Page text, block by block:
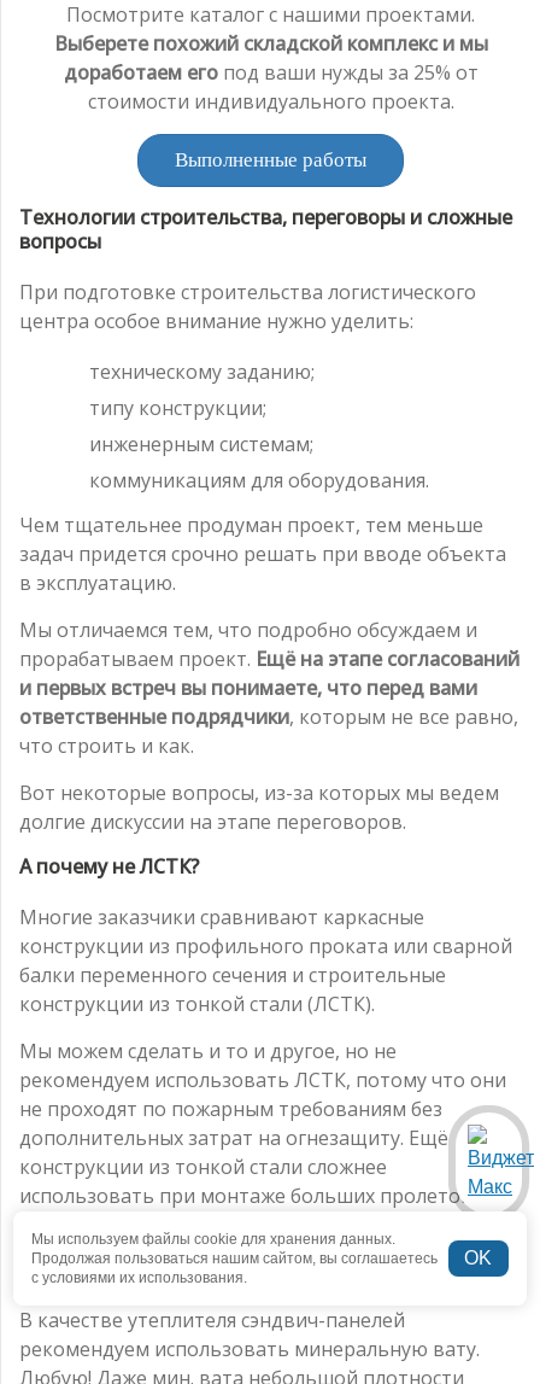
Посмотрите каталог с нашими проектами.
Выберете похожий складской комплекс и мы
доработаем егопод ваши нужды за 25% от
стоимости индивидуального проекта.
Выполненные работы
Технологии строительства, переговоры и сложные
вопросы
При подготовке строительства логистического
центра особое внимание нужно уделить:
техническому заданию;
типу конструкции;
инженерным системам;
коммуникациям для оборудования.
Чем тщательнее продуман проект, тем меньше
задач придется срочно решать при вводе объекта
в эксплуатацию.
Мы отличаемся тем, что подробно обсуждаем и
прорабатываем проект. Ещё на этапе согласований
и первых встреч вы понимаете, что перед вами
ответственные подрядчики, которым не все равно,
что строить и как.
Вот некоторые вопросы, из-за которых мы ведем
долгие дискуссии на этапе переговоров.
А почему не ЛСТК?
Многие заказчики сравнивают каркасные
конструкции из профильного проката или сварной
балки переменного сечения и строительные
конструкции из тонкой стали (ЛСТК).
Мы можем сделать и то и другое, но не
рекомендуем использовать ЛСТК, потому что они
не проходят по пожарным требованиям без
дополнительных затрат на огнезащиту. Ещё
конструкции из тонкой стали сложнее
использовать при монтаже больших пролетов, что
увеличивает сроки строительства.
Сэкономим на утеплителе?
В качестве утеплителя сэндвич-панелей
рекомендуем использовать минеральную вату.
Любую! Даже мин. вата небольшой плотности
Мы используем файлы cookie для хранения данных.
Продолжая пользоваться нашим сайтом, вы соглашаетесь
с условиями их использования.
OK